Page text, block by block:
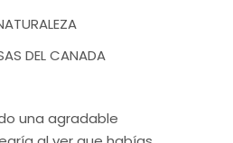
DEL CANADA
una agradable